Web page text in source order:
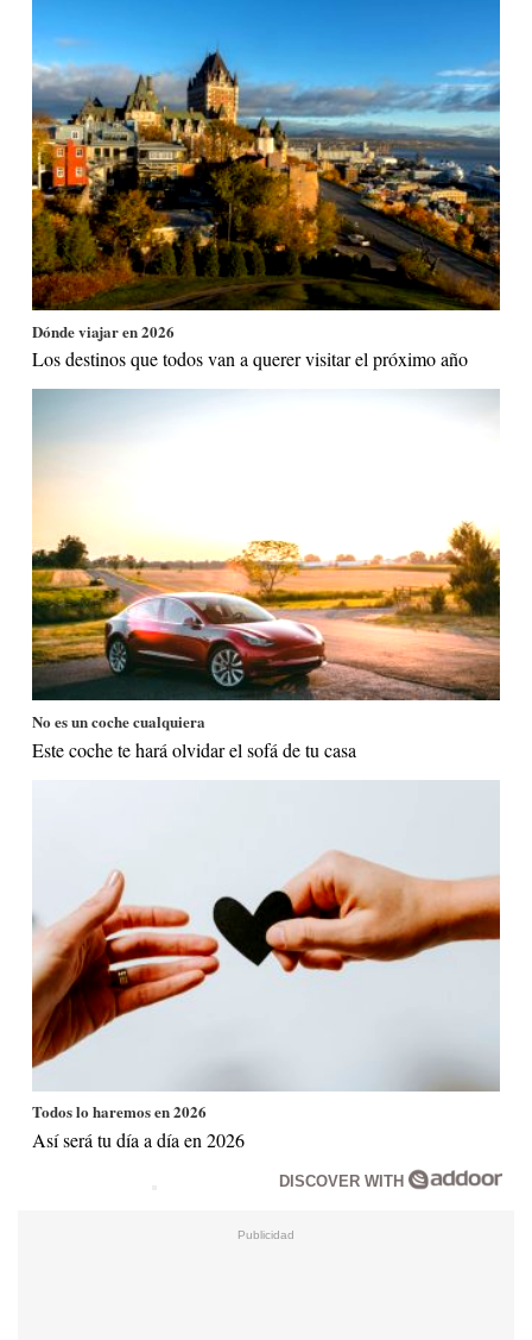
Dónde viajar en 2026
Los destinos que todos van a querer visitar el próximo año
No es un coche cualquiera
Este coche te hará olvidar el sofá de tu casa
Todos lo haremos en 2026
Así será tu día a día en 2026
DISCOVER WITH